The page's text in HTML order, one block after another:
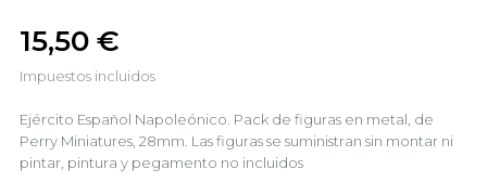
15,50 €
Impuestos incluidos
Ejército Español Napoleónico. Pack de figuras en metal, de
Perry Miniatures, 28mm. Las figuras se suministran sin montar ni
pintar, pintura y pegamento no incluidos